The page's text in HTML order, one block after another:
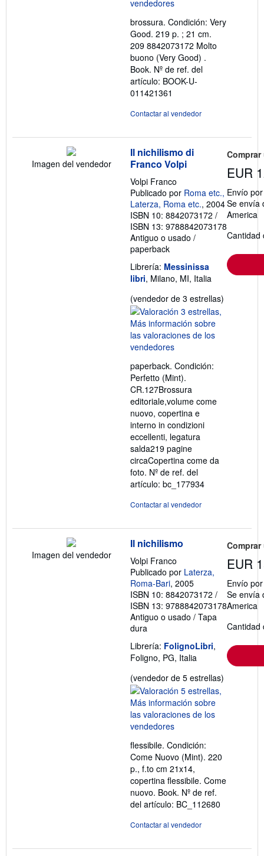
estrellas
brossura. Condición: Very
Good. 219 p. ; 21 cm.
209 8842073172 Molto
buono (Very Good) .
Book. Nº de ref. del
artículo: BOOK-U-
011421361
Contactar al vendedor
Imagen del vendedor
Il nichilismo di
Franco Volpi
Volpi Franco
Publicado por Roma etc.,
Laterza, Roma etc., 2004
ISBN 10: 8842073172 /
ISBN 13: 9788842073178
Antiguo o usado /
paperback
Librería: Messinissa
libri, Milano, MI, Italia
(vendedor de 3 estrellas)
paperback. Condición:
Perfetto (Mint).
CR.127Brossura
editoriale,volume come
nuovo, copertina e
interno in condizioni
eccellenti, legatura
salda219 pagine
circaCopertina come da
foto. Nº de ref. del
artículo: bc_177934
Contactar al vendedor
EUR
Envío
Se envía
America
Cantidad
Imagen del vendedor
Il nichilismo
Volpi Franco
Publicado por Laterza,
Roma-Bari, 2005
ISBN 10: 8842073172 /
ISBN 13: 9788842073178
Antiguo o usado / Tapa
dura
Librería: FolignoLibri,
Foligno, PG, Italia
(vendedor de 5 estrellas)
flessibile. Condición:
Come Nuovo (Mint). 220
p., f.to cm 21x14,
copertina flessibile. Come
nuovo. Book. Nº de ref.
del artículo: BC_112680
Contactar al vendedor
EUR
Envío
Se envía
America
Cantidad